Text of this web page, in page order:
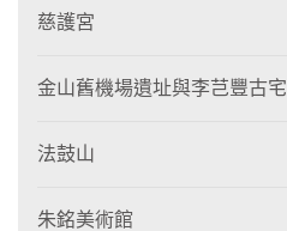
慈護宮
金山舊機場遺址與李芑豐古宅
法鼓山
朱銘美術館